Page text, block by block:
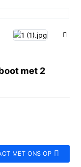
met 2
MET ONS OP